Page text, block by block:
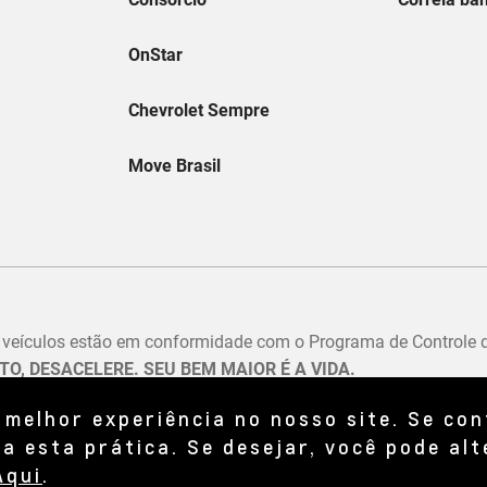
experiência no nosso site. Se
esta prática. Se desejar, você pode
.